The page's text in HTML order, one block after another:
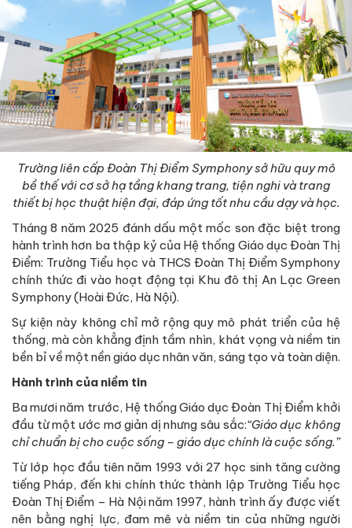
Trường liên cấp Đoàn Thị Điểm Symphony sở hữu quy mô
bề thế với cơ sở hạ tầng khang trang, tiện nghi và trang
thiết bị học thuật hiện đại, đáp ứng tốt nhu cầu dạy và học.
Tháng 8 năm 2025 đánh dấu một mốc son đặc biệt trong
hành trình hơn ba thập kỷ của Hệ thống Giáo dục Đoàn Thị
Điểm: Trường Tiểu học và THCS Đoàn Thị Điểm Symphony
chính thức đi vào hoạt động tại Khu đô thị An Lạc Green
Symphony (Hoài Đức, Hà Nội).
Sự kiện này không chỉ mở rộng quy mô phát triển của hệ
thống, mà còn khẳng định tầm nhìn, khát vọng và niềm tin
bền bỉ về một nền giáo dục nhân văn, sáng tạo và toàn diện.
Hành trình của niềm tin
Ba mươi năm trước, Hệ thống Giáo dục Đoàn Thị Điểm khởi
đầu từ một ước mơ giản dị nhưng sâu sắc:“Giáo dục không
chỉ chuẩn bị cho cuộc sống – giáo dục chính là cuộc sống.”
Từ lớp học đầu tiên năm 1993 với 27 học sinh tăng cường
tiếng Pháp, đến khi chính thức thành lập Trường Tiểu học
Đoàn Thị Điểm – Hà Nội năm 1997, hành trình ấy được viết
nên bằng nghị lực, đam mê và niềm tin của những người